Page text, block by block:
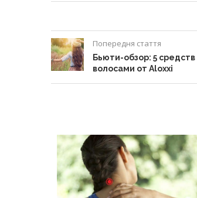
Попередня стаття
Бьюти-обзор: 5 средств
волосами от Aloxxi